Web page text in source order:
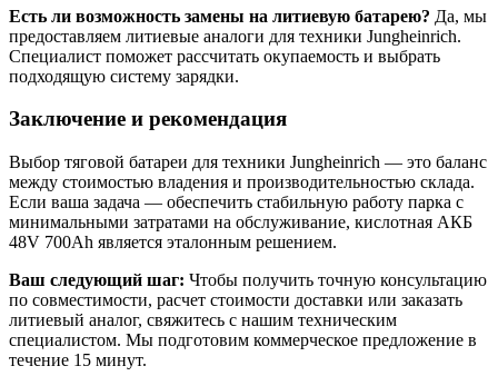
Есть ли возможность замены на литиевую батарею? Да, мы
предоставляем литиевые аналоги для техники Jungheinrich.
Специалист поможет рассчитать окупаемость и выбрать
подходящую систему зарядки.
Заключение и рекомендация
Выбор тяговой батареи для техники Jungheinrich — это баланс
между стоимостью владения и производительностью склада.
Если ваша задача — обеспечить стабильную работу парка с
минимальными затратами на обслуживание, кислотная АКБ
48V 700Ah является эталонным решением.
Ваш следующий шаг: Чтобы получить точную консультацию
по совместимости, расчет стоимости доставки или заказать
литиевый аналог, свяжитесь с нашим техническим
специалистом. Мы подготовим коммерческое предложение в
течение 15 минут.